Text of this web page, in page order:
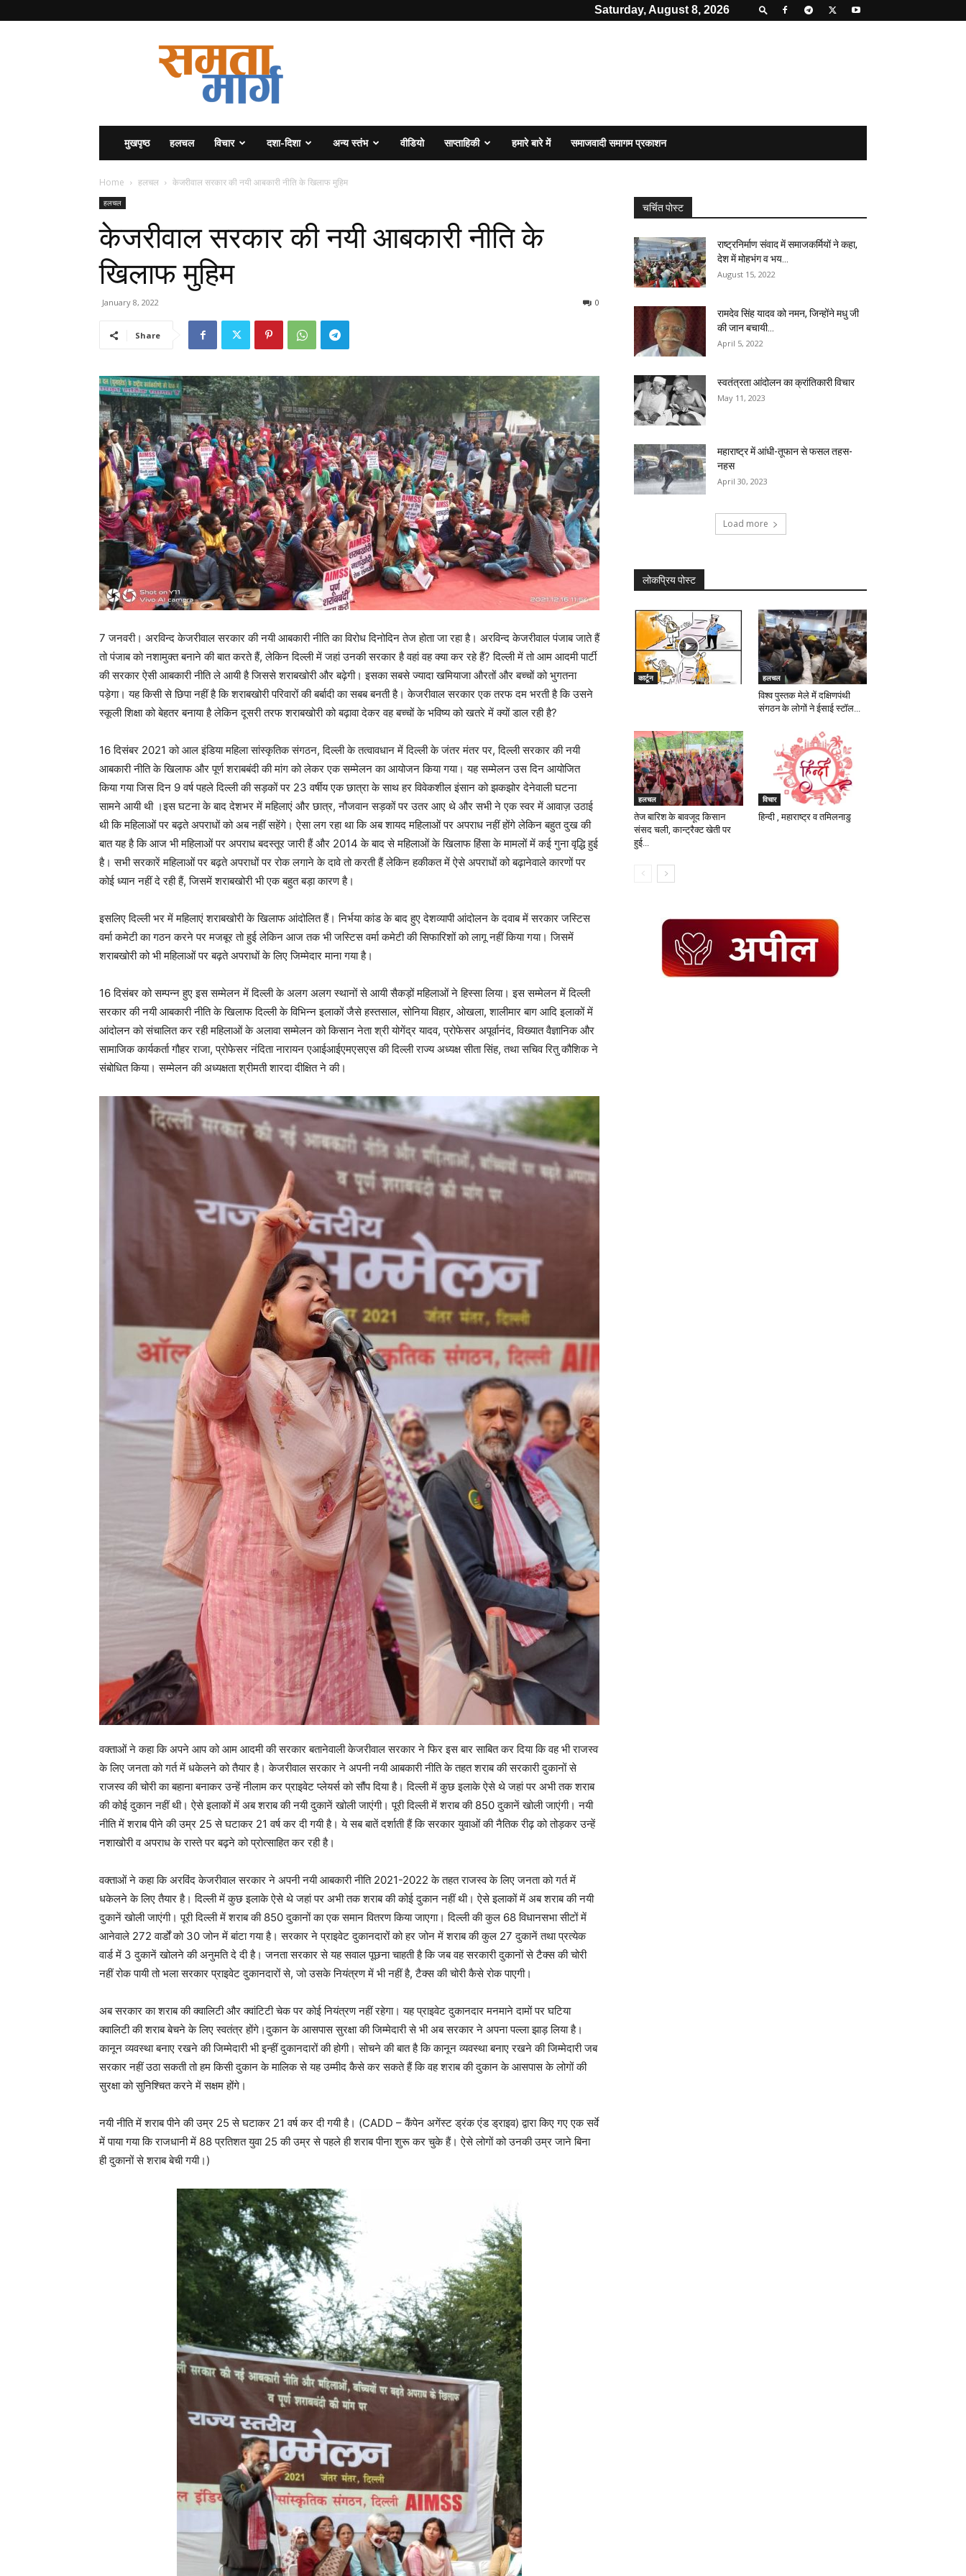
Saturday, August 8, 2026
मुखपृष्ठ हलचल विचार दशा-दिशा अन्य स्तंभ वीडियो साप्ताहिकी हमारे बारे में समाजवादी समागम प्रकाशन
Home हलचल केजरीवाल सरकार की नयी आबकारी नीति के खिलाफ मुहिम
हलचल
केजरीवाल सरकार की नयी आबकारी नीति के
खिलाफ मुहिम
January 8, 2022 0
Share
7 जनवरी। अरविन्द केजरीवाल सरकार की नयी आबकारी नीति का विरोध दिनोदिन तेज होता जा रहा है। अरविन्द केजरीवाल पंजाब जाते हैं
तो पंजाब को नशामुक्त बनाने की बात करते हैं, लेकिन दिल्ली में जहां उनकी सरकार है वहां वह क्या कर रहे हैं? दिल्ली में तो आम आदमी पार्टी
की सरकार ऐसी आबकारी नीति ले आयी है जिससे शराबखोरी और बढ़ेगी। इसका सबसे ज्यादा खमियाजा औरतों और बच्चों को भुगतना
पड़ेगा। यह किसी से छिपा नहीं है कि शराबखोरी परिवारों की बर्बादी का सबब बनती है। केजरीवाल सरकार एक तरफ दम भरती है कि उसने
स्कूली शिक्षा को बेहतर बनाया है लेकिन दूसरी तरफ शराबखोरी को बढ़ावा देकर वह बच्चों के भविष्य को खतरे में क्यों डाल रही है?
16 दिसंबर 2021 को आल इंडिया महिला सांस्कृतिक संगठन, दिल्ली के तत्वावधान में दिल्ली के जंतर मंतर पर, दिल्ली सरकार की नयी
आबकारी नीति के खिलाफ और पूर्ण शराबबंदी की मांग को लेकर एक सम्मेलन का आयोजन किया गया। यह सम्मेलन उस दिन आयोजित
किया गया जिस दिन 9 वर्ष पहले दिल्ली की सड़कों पर 23 वर्षीय एक छात्रा के साथ हर विवेकशील इंसान को झकझोर देनेवाली घटना
सामने आयी थी ।इस घटना के बाद देशभर में महिलाएं और छात्र, नौजवान सड़कों पर उतर आए थे और सभी ने एक स्वर में आवाज़ उठाई
थी कि महिलाओं पर बढ़ते अपराधों को अब नहीं सहेंगे। ऐसा लग रहा था कि अब शायद महिलाओं पर अपराध नहीं होंगे लेकिन बहुत दुख की
बात यह है कि आज भी महिलाओं पर अपराध बदस्तूर जारी हैं और 2014 के बाद से महिलाओं के खिलाफ हिंसा के मामलों में कई गुना वृद्धि हुई
है। सभी सरकारें महिलाओं पर बढ़ते अपराधों पर रोक लगाने के दावे तो करती हैं लेकिन हकीकत में ऐसे अपराधों को बढ़ानेवाले कारणों पर
कोई ध्यान नहीं दे रही हैं, जिसमें शराबखोरी भी एक बहुत बड़ा कारण है।
इसलिए दिल्ली भर में महिलाएं शराबखोरी के खिलाफ आंदोलित हैं। निर्भया कांड के बाद हुए देशव्यापी आंदोलन के दवाब में सरकार जस्टिस
वर्मा कमेटी का गठन करने पर मजबूर तो हुई लेकिन आज तक भी जस्टिस वर्मा कमेटी की सिफारिशों को लागू नहीं किया गया। जिसमें
शराबखोरी को भी महिलाओं पर बढ़ते अपराधों के लिए जिम्मेदार माना गया है।
16 दिसंबर को सम्पन्न हुए इस सम्मेलन में दिल्ली के अलग अलग स्थानों से आयी सैकड़ों महिलाओं ने हिस्सा लिया। इस सम्मेलन में दिल्ली
सरकार की नयी आबकारी नीति के खिलाफ दिल्ली के विभिन्न इलाकों जैसे हस्तसाल, सोनिया विहार, ओखला, शालीमार बाग आदि इलाकों में
आंदोलन को संचालित कर रही महिलाओं के अलावा सम्मेलन को किसान नेता श्री योगेंद्र यादव, प्रोफेसर अपूर्वानंद, विख्यात वैज्ञानिक और
सामाजिक कार्यकर्ता गौहर राजा, प्रोफेसर नंदिता नारायन एआईआईएमएसएस की दिल्ली राज्य अध्यक्ष सीता सिंह, तथा सचिव रितु कौशिक ने
संबोधित किया। सम्मेलन की अध्यक्षता श्रीमती शारदा दीक्षित ने की।
वक्ताओं ने कहा कि अपने आप को आम आदमी की सरकार बतानेवाली केजरीवाल सरकार ने फिर इस बार साबित कर दिया कि वह भी राजस्व
के लिए जनता को गर्त में धकेलने को तैयार है। केजरीवाल सरकार ने अपनी नयी आबकारी नीति के तहत शराब की सरकारी दुकानों से
राजस्व की चोरी का बहाना बनाकर उन्हें नीलाम कर प्राइवेट प्लेयर्स को सौंप दिया है। दिल्ली में कुछ इलाके ऐसे थे जहां पर अभी तक शराब
की कोई दुकान नहीं थी। ऐसे इलाकों में अब शराब की नयी दुकानें खोली जाएंगी। पूरी दिल्ली में शराब की 850 दुकानें खोली जाएंगी। नयी
नीति में शराब पीने की उम्र 25 से घटाकर 21 वर्ष कर दी गयी है। ये सब बातें दर्शाती हैं कि सरकार युवाओं की नैतिक रीढ़ को तोड़कर उन्हें
नशाखोरी व अपराध के रास्ते पर बढ़ने को प्रोत्साहित कर रही है।
वक्ताओं ने कहा कि अरविंद केजरीवाल सरकार ने अपनी नयी आबकारी नीति 2021-2022 के तहत राजस्व के लिए जनता को गर्त में
धकेलने के लिए तैयार है। दिल्ली में कुछ इलाके ऐसे थे जहां पर अभी तक शराब की कोई दुकान नहीं थी। ऐसे इलाकों में अब शराब की नयी
दुकानें खोली जाएंगी। पूरी दिल्ली में शराब की 850 दुकानों का एक समान वितरण किया जाएगा। दिल्ली की कुल 68 विधानसभा सीटों में
आनेवाले 272 वार्डों को 30 जोन में बांटा गया है। सरकार ने प्राइवेट दुकानदारों को हर जोन में शराब की कुल 27 दुकानें तथा प्रत्येक
वार्ड में 3 दुकानें खोलने की अनुमति दे दी है। जनता सरकार से यह सवाल पूछना चाहती है कि जब वह सरकारी दुकानों से टैक्स की चोरी
नहीं रोक पायी तो भला सरकार प्राइवेट दुकानदारों से, जो उसके नियंत्रण में भी नहीं है, टैक्स की चोरी कैसे रोक पाएगी।
अब सरकार का शराब की क्वालिटी और क्वांटिटी चेक पर कोई नियंत्रण नहीं रहेगा। यह प्राइवेट दुकानदार मनमाने दामों पर घटिया
क्वालिटी की शराब बेचने के लिए स्वतंत्र होंगे।दुकान के आसपास सुरक्षा की जिम्मेदारी से भी अब सरकार ने अपना पल्ला झाड़ लिया है।
कानून व्यवस्था बनाए रखने की जिम्मेदारी भी इन्हीं दुकानदारों की होगी। सोचने की बात है कि कानून व्यवस्था बनाए रखने की जिम्मेदारी जब
सरकार नहीं उठा सकती तो हम किसी दुकान के मालिक से यह उम्मीद कैसे कर सकते हैं कि वह शराब की दुकान के आसपास के लोगों की
सुरक्षा को सुनिश्चित करने में सक्षम होंगे।
नयी नीति में शराब पीने की उम्र 25 से घटाकर 21 वर्ष कर दी गयी है। (CADD – कैंपेन अगेंस्ट ड्रंक एंड ड्राइव) द्वारा किए गए एक सर्वे
में पाया गया कि राजधानी में 88 प्रतिशत युवा 25 की उम्र से पहले ही शराब पीना शुरू कर चुके हैं। ऐसे लोगों को उनकी उम्र जाने बिना
ही दुकानों से शराब बेची गयी।)
चर्चित पोस्ट
राष्ट्रनिर्माण संवाद में समाजकर्मियों ने कहा,
देश में मोहभंग व भय...
August 15, 2022
रामदेव सिंह यादव को नमन, जिन्होंने मधु जी
की जान बचायी...
April 5, 2022
स्वतंत्रता आंदोलन का क्रांतिकारी विचार
May 11, 2023
महाराष्ट्र में आंधी-तूफान से फसल तहस-
नहस
April 30, 2023
Load more
लोकप्रिय पोस्ट
कार्टून हलचल
विश्व पुस्तक मेले में दक्षिणपंथी
संगठन के लोगों ने ईसाई स्टॉल...
हलचल
तेज बारिश के बावजूद किसान
संसद चली, कान्ट्रैक्ट खेती पर
हुई...
विचार
हिन्दी , महाराष्ट्र व तमिलनाडु